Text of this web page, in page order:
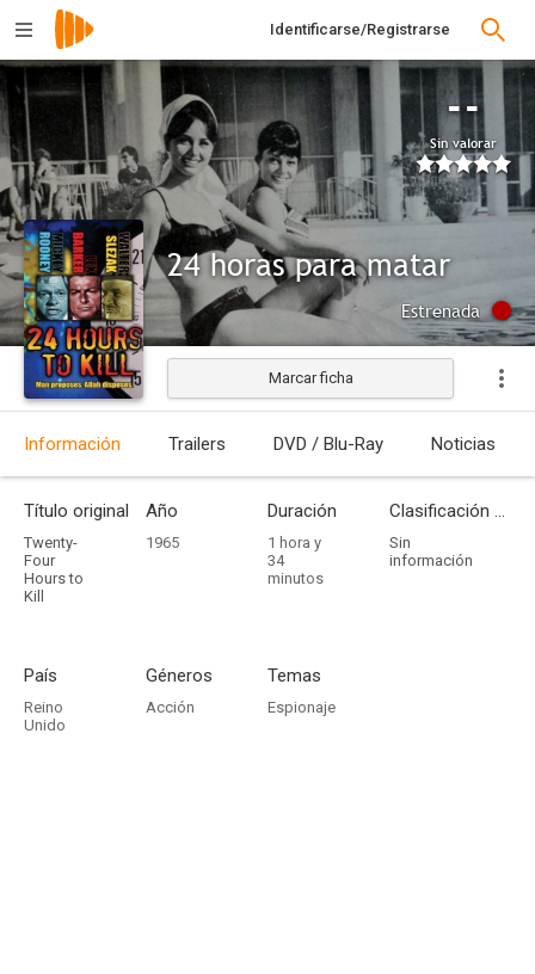
Identificarse/Registrarse
--
Sin valorar
24 horas para matar
Estrenada
Marcar ficha
Información Trailers DVD / Blu-Ray Noticias
Título original
Twenty-
Four
Hours to
Kill
Año
1965
Duración
1 hora y
34
minutos
Clasificación por edades
Sin
información
País
Reino
Unido
Géneros
Acción
Temas
Espionaje